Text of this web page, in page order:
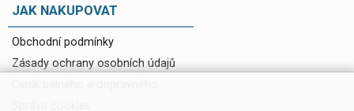
JAK NAKUPOVAT
Obchodní podmínky
Zásady ochrany osobních údajů